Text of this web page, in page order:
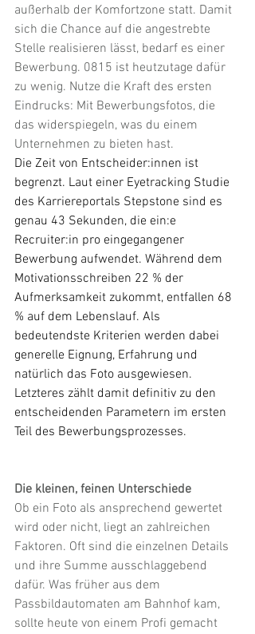
außerhalb der Komfortzone statt. Damit
sich die Chance auf die angestrebte
Stelle realisieren lässt, bedarf es einer
Bewerbung. 0815 ist heutzutage dafür
zu wenig. Nutze die Kraft des ersten
Eindrucks: Mit Bewerbungsfotos, die
das widerspiegeln, was du einem
Unternehmen zu bieten hast.
Die Zeit von Entscheider:innen ist
begrenzt. Laut einer Eyetracking Studie
des Karriereportals Stepstone sind es
genau 43 Sekunden, die ein:e
Recruiter:in pro eingegangener
Bewerbung aufwendet. Während dem
Motivationsschreiben 22 % der
Aufmerksamkeit zukommt, entfallen 68
% auf dem Lebenslauf. Als
bedeutendste Kriterien werden dabei
generelle Eignung, Erfahrung und
natürlich das Foto ausgewiesen.
Letzteres zählt damit definitiv zu den
entscheidenden Parametern im ersten
Teil des Bewerbungsprozesses.
Die kleinen, feinen Unterschiede
Ob ein Foto als ansprechend gewertet
wird oder nicht, liegt an zahlreichen
Faktoren. Oft sind die einzelnen Details
und ihre Summe ausschlaggebend
dafür. Was früher aus dem
Passbildautomaten am Bahnhof kam,
sollte heute von einem Profi gemacht